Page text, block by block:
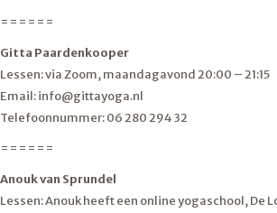
======
Gitta Paardenkooper
Lessen: via Zoom, maandagavond 20:00 – 21:15
Email: info@gittayoga.nl
Telefoonnummer: 06 280 294 32
======
Anouk van Sprundel
Lessen: Anouk heeft een online yogaschool, De